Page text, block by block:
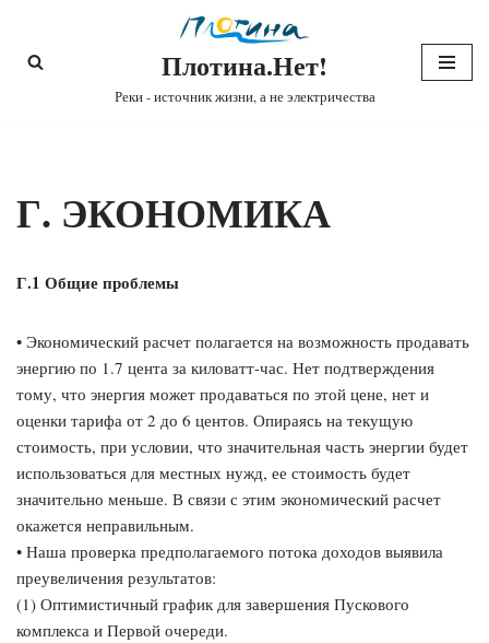
Перейти
Плотина.Нет!
Реки - источник жизни, а не электричества
Г. ЭКОНОМИКА
Г.1 Общие проблемы
• Экономический расчет полагается на возможность продавать
энергию по 1.7 цента за киловатт-час. Нет подтверждения
тому, что энергия может продаваться по этой цене, нет и
оценки тарифа от 2 до 6 центов. Опираясь на текущую
стоимость, при условии, что значительная часть энергии будет
использоваться для местных нужд, ее стоимость будет
значительно меньше. В связи с этим экономический расчет
окажется неправильным.
• Наша проверка предполагаемого потока доходов выявила
преувеличения результатов:
(1) Оптимистичный график для завершения Пускового
комплекса и Первой очереди.